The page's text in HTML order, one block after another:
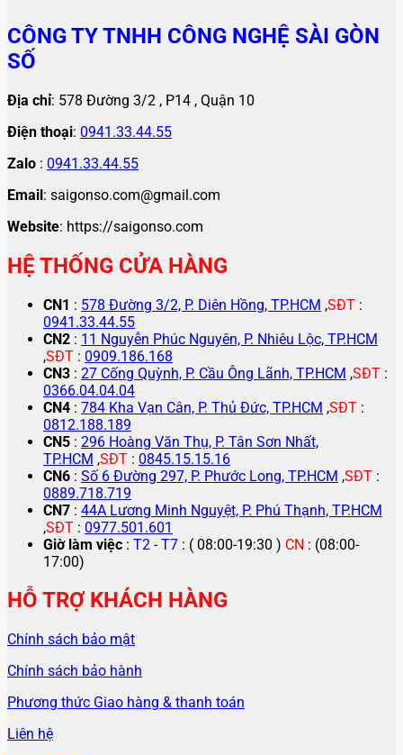
CÔNG TY TNHH CÔNG NGHỆ SÀI GÒN
SỐ
Địa chỉ: 578 Đường 3/2 , P14 , Quận 10
Điện thoại: 0941.33.44.55
Zalo : 0941.33.44.55
Email: saigonso.com@gmail.com
Website: https://saigonso.com
HỆ THỐNG CỬA HÀNG
CN1 : 578 Đường 3/2, P. Diên Hồng, TP.HCM ,SĐT :
0941.33.44.55
CN2 : 11 Nguyễn Phúc Nguyên, P. Nhiêu Lộc, TP.HCM
,SĐT : 0909.186.168
CN3 : 27 Cống Quỳnh, P. Cầu Ông Lãnh, TP.HCM ,SĐT :
0366.04.04.04
CN4 : 784 Kha Vạn Cân, P. Thủ Đức, TP.HCM ,SĐT :
0812.188.189
CN5 : 296 Hoàng Văn Thụ, P. Tân Sơn Nhất,
TP.HCM ,SĐT : 0845.15.15.16
CN6 : Số 6 Đường 297, P. Phước Long, TP.HCM ,SĐT :
0889.718.719
CN7 : 44A Lương Minh Nguyệt, P. Phú Thạnh, TP.HCM
,SĐT : 0977.501.601
Giờ làm việc : T2 - T7 : ( 08:00-19:30 ) CN : (08:00-
17:00)
HỖ TRỢ KHÁCH HÀNG
Chính sách bảo mật
Chính sách bảo hành
Phương thức Giao hàng & thanh toán
Liên hệ